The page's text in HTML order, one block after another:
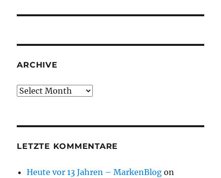
ARCHIVE
Archive
LETZTE KOMMENTARE
Heute vor 13 Jahren – MarkenBlog on